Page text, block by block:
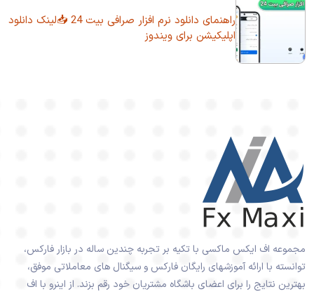
راهنمای دانلود نرم افزار صرافی بیت 24 📥لینک دانلود
اپلیکیشن برای ویندوز
مجموعه اف ایکس ماکسی با تکیه بر تجربه چندین ساله در بازار فارکس،
توانسته با ارائه آموزشهای رایگان فارکس و سیگنال های معاملاتی موفق،
بهترین نتایج را برای اعضای باشگاه مشتریان خود رقم بزند. از اینرو با اف